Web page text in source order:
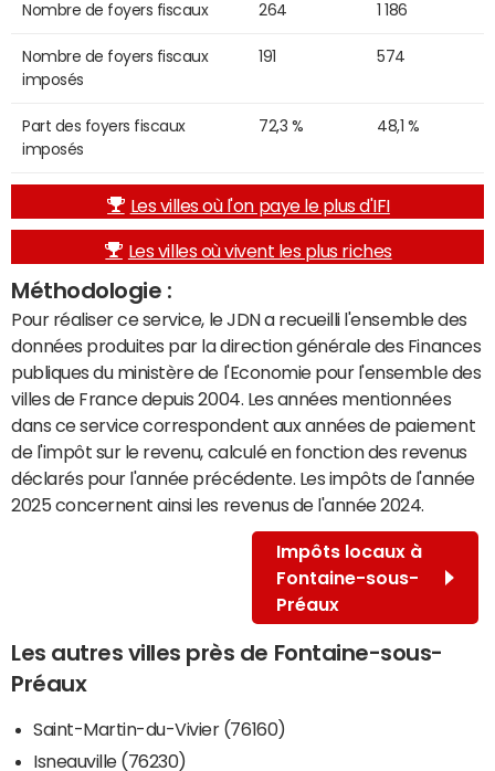
Nombre de foyers fiscaux 264 1 186
Nombre de foyers fiscaux
imposés
191 574
Part des foyers fiscaux
imposés
72,3 % 48,1 %
Les villes où l'on paye le plus d'IFI
Les villes où vivent les plus riches
Méthodologie :
Pour réaliser ce service, le JDN a recueilli l'ensemble des
données produites par la direction générale des Finances
publiques du ministère de l'Economie pour l'ensemble des
villes de France depuis 2004. Les années mentionnées
dans ce service correspondent aux années de paiement
de l'impôt sur le revenu, calculé en fonction des revenus
déclarés pour l'année précédente. Les impôts de l'année
2025 concernent ainsi les revenus de l'année 2024.
Impôts locaux à
Fontaine-sous-
Préaux
Les autres villes près de Fontaine-sous-
Préaux
Saint-Martin-du-Vivier (76160)
Isneauville (76230)